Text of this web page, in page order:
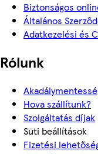
Biztonságos
Általános
Adatkezelési és
Rólunk
Hova szállítunk?
Szolgáltatás díjak
Süti beállítások
Fizetési